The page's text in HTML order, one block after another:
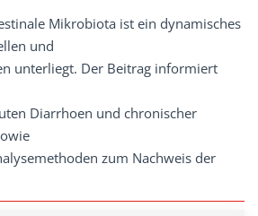
Mikrobiota ist ein dynamisches
und
unterliegt. Der Beitrag informiert
Diarrhoen und chronischer
zum Nachweis der